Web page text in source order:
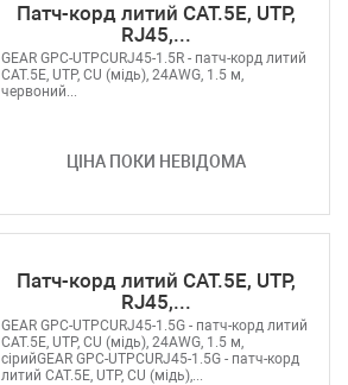
Патч-корд литий САТ.5E, UTP,
RJ45,...
ЦІНА ПОКИ НЕВІДОМА
GEAR GPC-UTPCURJ45-1.5R - патч-корд литий
САТ.5E, UTP, CU (мідь), 24AWG, 1.5 м,
червоний...
Патч-корд литий САТ.5E, UTP,
RJ45,...
GEAR GPC-UTPCURJ45-1.5G - патч-корд литий
САТ.5E, UTP, CU (мідь), 24AWG, 1.5 м,
сірийGEAR GPC-UTPCURJ45-1.5G - патч-корд
литий САТ.5E, UTP, CU (мідь),...